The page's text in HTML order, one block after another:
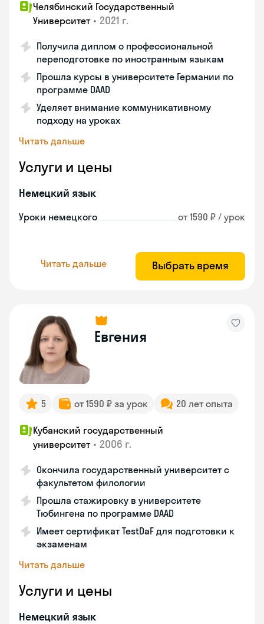
Челябинский Государственный
Университет • 2021 г.
Получила диплом о профессиональной
переподготовке по иностранным языкам
Прошла курсы в университете Германии по
программе DAAD
Уделяет внимание коммуникативному
подходу на уроках
Читать дальше
Услуги и цены
Немецкий язык
Уроки немецкого от 1590 ₽ / урок
Читать дальше Выбрать время
Евгения
5 от 1590 ₽ за урок 20 лет опыта
Кубанский государственный
университет • 2006 г.
Окончила государственный университет с
факультетом филологии
Прошла стажировку в университете
Тюбингена по программе DAAD
Имеет сертификат TestDaF для подготовки к
экзаменам
Читать дальше
Услуги и цены
Немецкий язык